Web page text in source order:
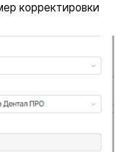
корректировки